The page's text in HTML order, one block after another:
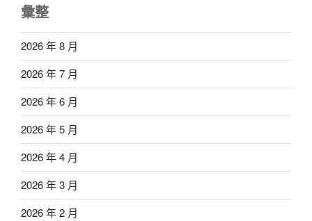
彙整
2026 年 8 月
2026 年 7 月
2026 年 6 月
2026 年 5 月
2026 年 4 月
2026 年 3 月
2026 年 2 月